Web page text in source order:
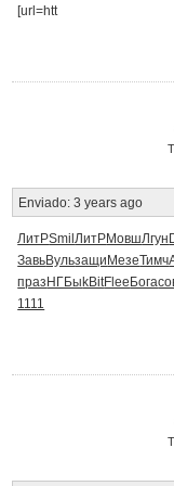
[url=htt
Enviado: 3 years ago
ЛитРSmilЛитРМовшЛгун
ЗавьВульзащиМезеТимч
празНГБыkBitFleeБога
1111